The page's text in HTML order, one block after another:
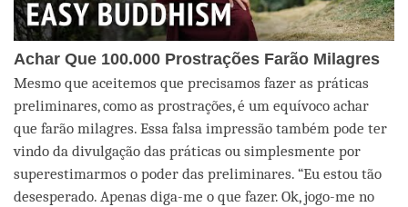
Achar Que 100.000 Prostrações Farão Milagres
Mesmo que aceitemos que precisamos fazer as práticas
preliminares, como as prostrações, é um equívoco achar
que farão milagres. Essa falsa impressão também pode ter
vindo da divulgação das práticas ou simplesmente por
superestimarmos o poder das preliminares. “Eu estou tão
desesperado. Apenas diga-me o que fazer. Ok, jogo-me no